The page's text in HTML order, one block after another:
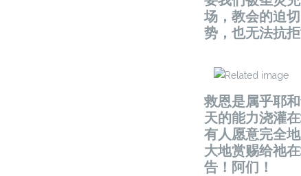
场，教会的迫
势，也无法抗
救恩是属乎耶
天的能力浇灌
有人愿意完全
大地赏赐给祂
告！阿们！